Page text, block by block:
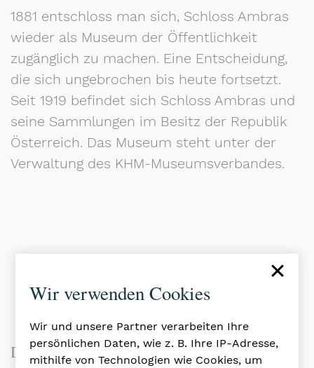
1881 entschloss man sich, Schloss Ambras
wieder als Museum der Öffentlichkeit
zugänglich zu machen. Eine Entscheidung,
die sich ungebrochen bis heute fortsetzt.
Seit 1919 befindet sich Schloss Ambras und
seine Sammlungen im Besitz der Republik
Österreich. Das Museum steht unter der
Verwaltung des KHM-Museumsverbandes.
Die kulturhistorische Bedeutung von Schloss
×
Wir verwenden Cookies
Wir und unsere Partner verarbeiten Ihre
persönlichen Daten, wie z. B. Ihre IP-Adresse,
mithilfe von Technologien wie Cookies, um